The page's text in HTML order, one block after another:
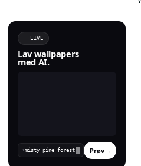
LIVE
Lav wallpapers
med AI.
› Prøv→